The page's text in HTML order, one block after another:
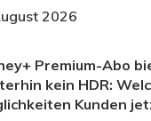
2026
Premium-Abo
kein HDR:
Kunden